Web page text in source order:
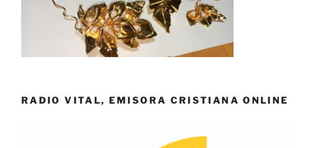
RADIO VITAL, EMISORA CRISTIANA ONLINE